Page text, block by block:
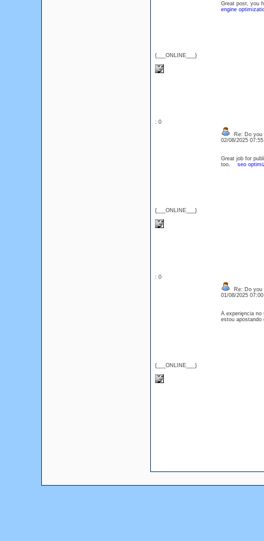
{___ONLINE___}
Great post, you
engine
: 0
{___ONLINE___}
Re: Do you
02/08/2025
Great job for
too. seo
: 0
{___ONLINE___}
Re: Do you
01/08/2025
A experięncia no
estou